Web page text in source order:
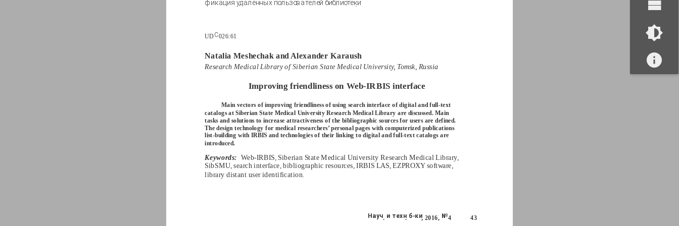
Науч. и техн. б-ки, 2016, №4 43
фикация удалённых пользователей библиотеки
.
UDС026:61
Natalia Meshechak and Alexander Karaush
Research Medical Library of Siberian State Medical University, Tomsk, Russia
Improving friendliness on Web-IRBIS interface
Main vectors of improving friendliness of using search interface of digital and full-text
catalogs at Siberian State Medical University Research Medical Library are discussed. Main
tasks and solutions to increase attractiveness of the bibliographic sources for users are defined.
The design technology for medical researchers’ personal pages with computerized publications
list-building with IRBIS and technologies of their linking to digital and full-text catalogs are
introduced.
Keywords: Web-IRBIS, Siberian State Medical University Research Medical Library,
SibSMU, search interface, bibliographic resources, IRBIS LAS, EZPROXY software,
library distant user identification.